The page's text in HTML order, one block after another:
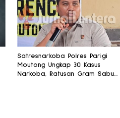
Satresnarkoba Polres Parigi
Moutong Ungkap 30 Kasus
Narkoba, Ratusan Gram Sabu